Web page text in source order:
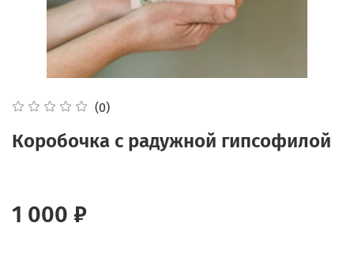
(0)
Коробочка с радужной гипсофилой
1 000 ₽